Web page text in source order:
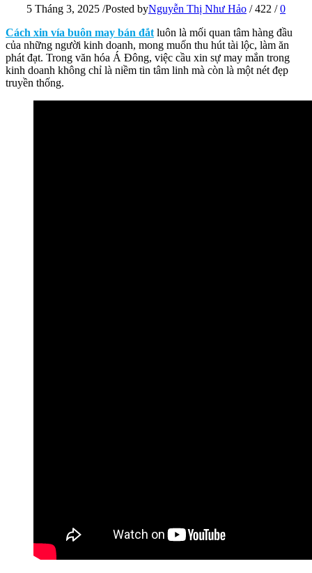
5 Tháng 3, 2025 /Posted byNguyễn Thị Như Hảo / 422 / 0
Cách xin vía buôn may bán đắtluôn là mối quan tâm hàng đầu
của những người kinh doanh, mong muốn thu hút tài lộc, làm ăn
phát đạt. Trong văn hóa Á Đông, việc cầu xin sự may mắn trong
kinh doanh không chỉ là niềm tin tâm linh mà còn là một nét đẹp
truyền thống.